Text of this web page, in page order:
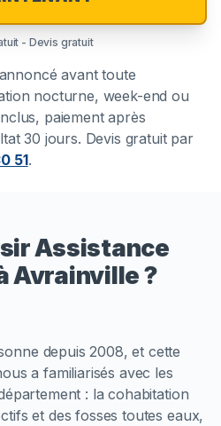
- Devis gratuit
avant toute
nocturne, week-end ou
paiement après
30 jours. Devis gratuit par
51.
Assistance
Avrainville ?
depuis 2008, et cette
a familiarisés avec les
: la cohabitation
et des fosses toutes eaux,